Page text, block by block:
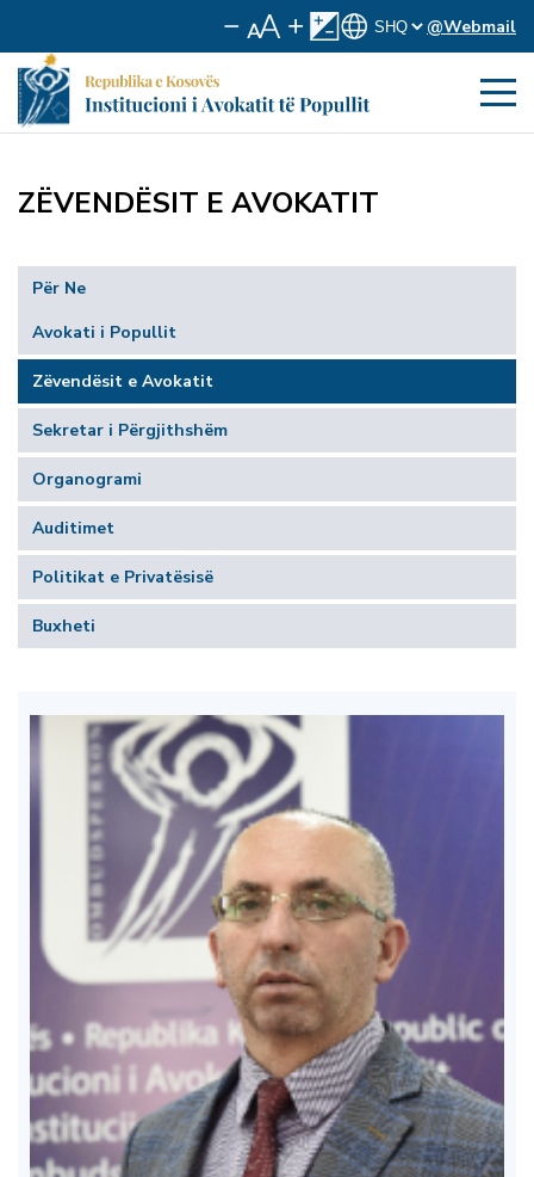
@Webmail
ZËVENDËSIT E AVOKATIT
Për Ne
Avokati i Popullit
Zëvendësit e Avokatit
Sekretar i Përgjithshëm
Organogrami
Auditimet
Politikat e Privatësisë
Buxheti